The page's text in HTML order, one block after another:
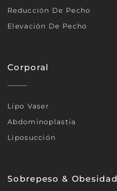
Reducción De Pecho
Elevación De Pecho
Corporal
Lipo Vaser
Abdominoplastia
Liposucción
Sobrepeso & Obesidad